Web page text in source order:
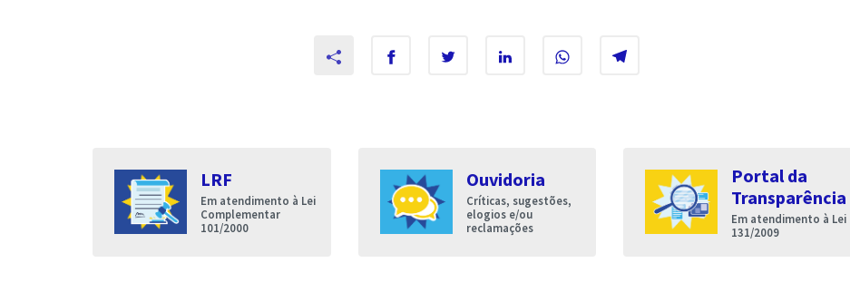
LRF
Em atendimento à Lei
Complementar
101/2000
Ouvidoria
Críticas, sugestões,
elogios e/ou
reclamações
Portal da
Transparência
Em atendimento à Lei
131/2009